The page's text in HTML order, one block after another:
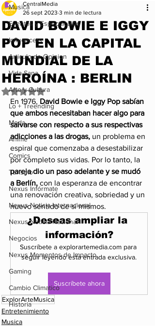
Musica
Eventos y Espectáculos
Influencers
Articulo de Opinion
Vida Sana
Arte y Cultura
Lo + Treending
Moda
Anime
Comics
Turismo
Nexus Infórmate
Nexus Noticia Internacional
Nexus Noticia Nacional
Negocios
Nexus Momentos de Impacto
Gaming
Cambio Climatico
Historia
DAVID BOWIE E IGGY
POP EN LA CAPITAL
MUNDIAL DE LA
HEROÍNA : BERLIN
CentralMedia
26 sept 2023 3 min de lectura
Obtuvo NaN de 5 estrellas.
En 1976, David Bowie e Iggy Pop sabían
que ambos necesitaban hacer algo para
salvarse con respecto a sus respectivas
adicciones a las drogas, un problema en
espiral que comenzaba a desestabilizar
por completo sus vidas. Por lo tanto, la
pareja dio un paso adelante y se mudó
a Berlín, con la esperanza de encontrar
una renovación creativa, sobriedad y un
nuevo sentido de sí mismos.
¿Deseas ampliar la
información?
Suscríbete a explorartemedia.com para
seguir leyendo esta entrada exclusiva.
Suscríbete ahora
ExplorArteMusica
Entretenimiento
Musica